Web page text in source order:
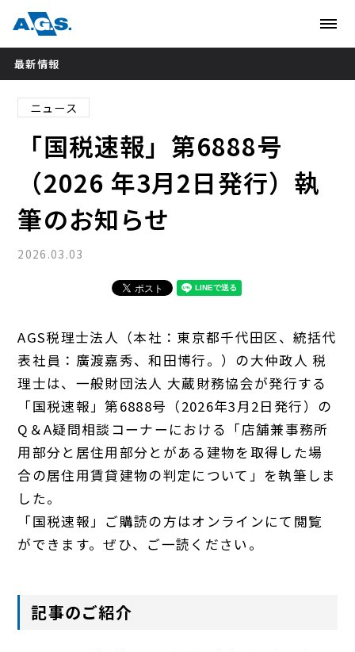
最新情報
ニュース
「国税速報」第6888号
（2026 年3月2日発行）執
筆のお知らせ
2026.03.03
AGS税理士法人（本社：東京都千代田区、統括代
表社員：廣渡嘉秀、和田博行。）の大仲政人 税
理士は、一般財団法人 大蔵財務協会が発行する
「国税速報」第6888号（2026年3月2日発行）の
Q＆A疑問相談コーナーにおける「店舗兼事務所
用部分と居住用部分とがある建物を取得した場
合の居住用賃貸建物の判定について」を執筆しま
した。
「国税速報」ご購読の方はオンラインにて閲覧
ができます。ぜひ、ご一読ください。
記事のご紹介